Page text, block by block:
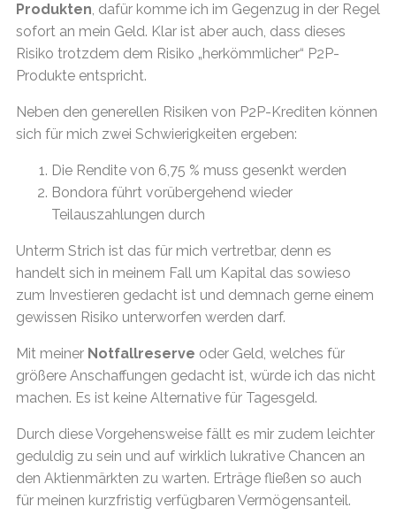
Produkten, dafür komme ich im Gegenzug in der Regel
sofort an mein Geld. Klar ist aber auch, dass dieses
Risiko trotzdem dem Risiko „herkömmlicher“ P2P-
Produkte entspricht.
Neben den generellen Risiken von P2P-Krediten können
sich für mich zwei Schwierigkeiten ergeben:
Die Rendite von 6,75 % muss gesenkt werden
Bondora führt vorübergehend wieder
Teilauszahlungen durch
Unterm Strich ist das für mich vertretbar, denn es
handelt sich in meinem Fall um Kapital das sowieso
zum Investieren gedacht ist und demnach gerne einem
gewissen Risiko unterworfen werden darf.
Mit meiner Notfallreserve oder Geld, welches für
größere Anschaffungen gedacht ist, würde ich das nicht
machen. Es ist keine Alternative für Tagesgeld.
Durch diese Vorgehensweise fällt es mir zudem leichter
geduldig zu sein und auf wirklich lukrative Chancen an
den Aktienmärkten zu warten. Erträge fließen so auch
für meinen kurzfristig verfügbaren Vermögensanteil.